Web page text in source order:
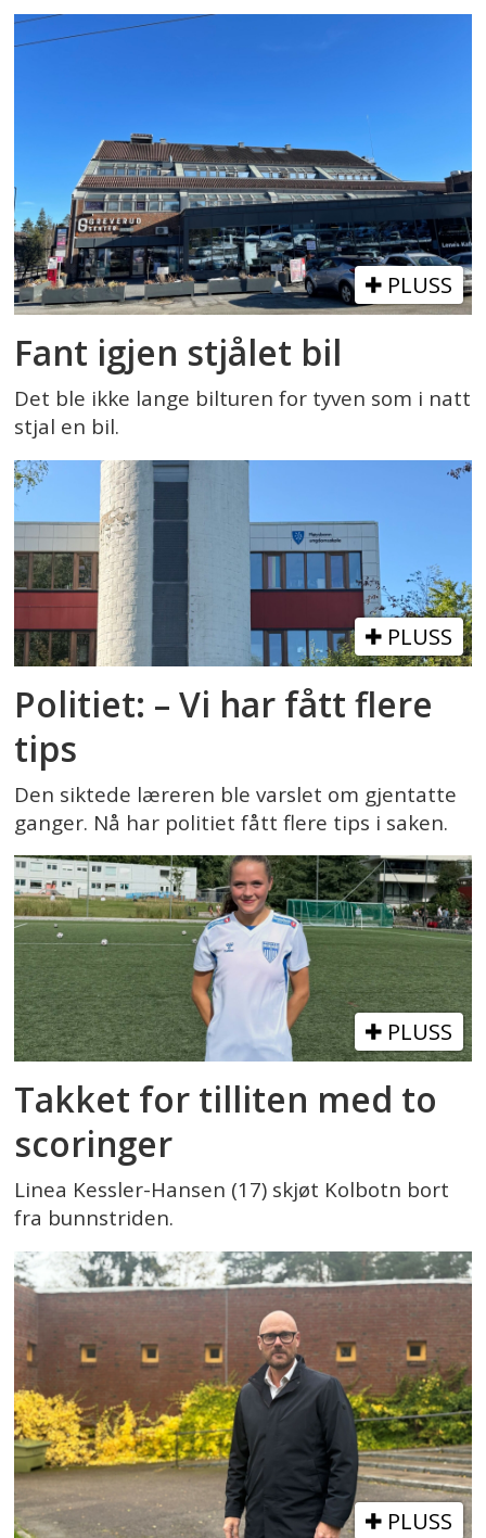
PLUSS
Fant igjen stjålet bil
Det ble ikke lange bilturen for tyven som i natt
stjal en bil.
PLUSS
Politiet: – Vi har fått flere
tips
Den siktede læreren ble varslet om gjentatte
ganger. Nå har politiet fått flere tips i saken.
PLUSS
Takket for tilliten med to
scoringer
Linea Kessler-Hansen (17) skjøt Kolbotn bort
fra bunnstriden.
PLUSS